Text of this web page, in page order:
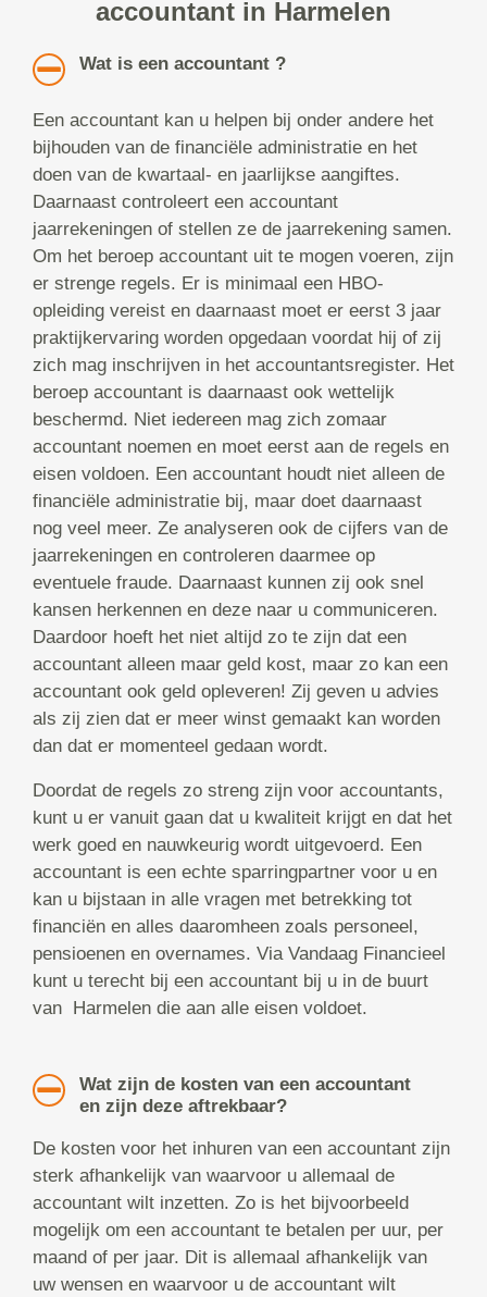
accountant in Harmelen
Wat is een accountant ?
Een accountant kan u helpen bij onder andere het
bijhouden van de financiële administratie en het
doen van de kwartaal- en jaarlijkse aangiftes.
Daarnaast controleert een accountant
jaarrekeningen of stellen ze de jaarrekening samen.
Om het beroep accountant uit te mogen voeren, zijn
er strenge regels. Er is minimaal een HBO-
opleiding vereist en daarnaast moet er eerst 3 jaar
praktijkervaring worden opgedaan voordat hij of zij
zich mag inschrijven in het accountantsregister. Het
beroep accountant is daarnaast ook wettelijk
beschermd. Niet iedereen mag zich zomaar
accountant noemen en moet eerst aan de regels en
eisen voldoen. Een accountant houdt niet alleen de
financiële administratie bij, maar doet daarnaast
nog veel meer. Ze analyseren ook de cijfers van de
jaarrekeningen en controleren daarmee op
eventuele fraude. Daarnaast kunnen zij ook snel
kansen herkennen en deze naar u communiceren.
Daardoor hoeft het niet altijd zo te zijn dat een
accountant alleen maar geld kost, maar zo kan een
accountant ook geld opleveren! Zij geven u advies
als zij zien dat er meer winst gemaakt kan worden
dan dat er momenteel gedaan wordt.
Doordat de regels zo streng zijn voor accountants,
kunt u er vanuit gaan dat u kwaliteit krijgt en dat het
werk goed en nauwkeurig wordt uitgevoerd. Een
accountant is een echte sparringpartner voor u en
kan u bijstaan in alle vragen met betrekking tot
financiën en alles daaromheen zoals personeel,
pensioenen en overnames. Via Vandaag Financieel
kunt u terecht bij een accountant bij u in de buurt
van Harmelen die aan alle eisen voldoet.
Wat zijn de kosten van een accountant
en zijn deze aftrekbaar?
De kosten voor het inhuren van een accountant zijn
sterk afhankelijk van waarvoor u allemaal de
accountant wilt inzetten. Zo is het bijvoorbeeld
mogelijk om een accountant te betalen per uur, per
maand of per jaar. Dit is allemaal afhankelijk van
uw wensen en waarvoor u de accountant wilt